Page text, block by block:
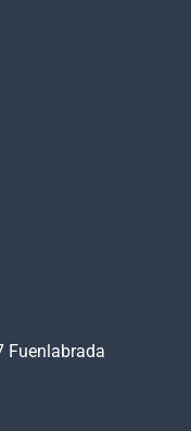
Fuenlabrada